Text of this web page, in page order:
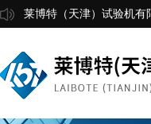
莱博特（天津）试验机有